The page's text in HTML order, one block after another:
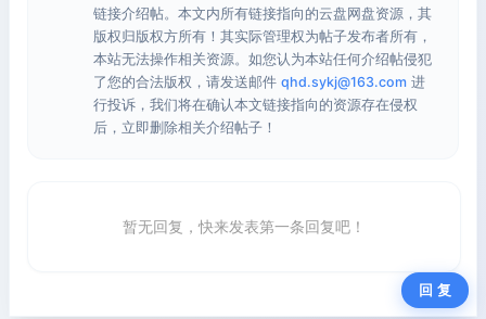
链接介绍帖。本文内所有链接指向的云盘网盘资源，其
版权归版权方所有！其实际管理权为帖子发布者所有，
本站无法操作相关资源。如您认为本站任何介绍帖侵犯
了您的合法版权，请发送邮件 qhd.sykj@163.com 进
行投诉，我们将在确认本文链接指向的资源存在侵权
后，立即删除相关介绍帖子！
暂无回复，快来发表第一条回复吧！
回 复